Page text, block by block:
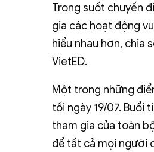
Trong suốt chuyến
gia các hoạt động
hiểu nhau hơn, chia
VietED.
Một trong những
tối ngày 19/07. Buổi
tham gia của toàn
để tất cả mọi người